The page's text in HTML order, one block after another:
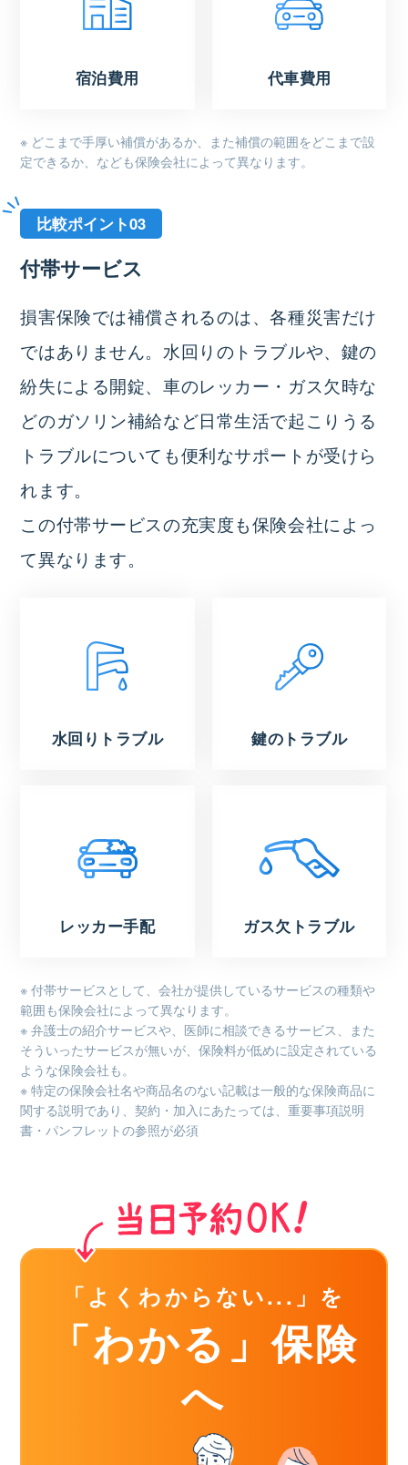
宿泊費用 代車費用
※ どこまで手厚い補償があるか、また補償の範囲をどこまで設
定できるか、なども保険会社によって異なります。
比較ポイント03
付帯サービス
損害保険では補償されるのは、各種災害だけ
ではありません。水回りのトラブルや、鍵の
紛失による開錠、車のレッカー・ガス欠時な
どのガソリン補給など日常生活で起こりうる
トラブルについても便利なサポートが受けら
れます。
この付帯サービスの充実度も保険会社によっ
て異なります。
水回りトラブル 鍵のトラブル
レッカー手配 ガス欠トラブル
※ 付帯サービスとして、会社が提供しているサービスの種類や
範囲も保険会社によって異なります。
※ 弁護士の紹介サービスや、医師に相談できるサービス、また
そういったサービスが無いが、保険料が低めに設定されている
ような保険会社も。
※ 特定の保険会社名や商品名のない記載は一般的な保険商品に
関する説明であり、契約・加入にあたっては、重要事項説明
書・パンフレットの参照が必須
「よくわからない...」を
「わかる」保険
へ